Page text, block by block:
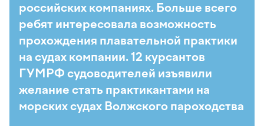
российских компаниях. Больше всего
ребят интересовала возможность
прохождения плавательной практики
на судах компании. 12 курсантов
ГУМРФ судоводителей изъявили
желание стать практикантами на
морских судах Волжского пароходства